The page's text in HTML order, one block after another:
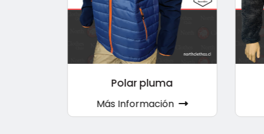
Polar pluma
Más Información